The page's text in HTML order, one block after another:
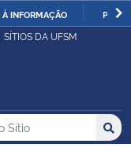
INFORMAÇÃO
SÍTIOS DA UFSM
no no Sítio